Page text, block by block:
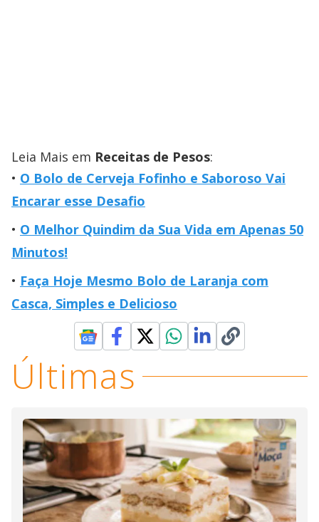
Leia Mais em Receitas de Pesos:
O Bolo de Cerveja Fofinho e Saboroso Vai
Encarar esse Desafio
O Melhor Quindim da Sua Vida em Apenas 50
Minutos!
Faça Hoje Mesmo Bolo de Laranja com
Casca, Simples e Delicioso
Últimas